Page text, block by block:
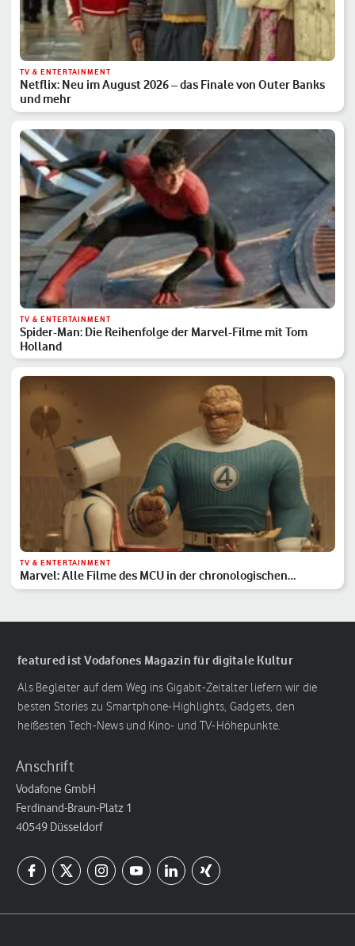
TV & ENTERTAINMENT
Netflix: Neu im August 2026 – das Finale von Outer Banks
und mehr
TV & ENTERTAINMENT
Spider-Man: Die Reihenfolge der Marvel-Filme mit Tom
Holland
TV & ENTERTAINMENT
Marvel: Alle Filme des MCU in der chronologischen
Reihenfolge
featured ist Vodafones Magazin für digitale Kultur
Als Begleiter auf dem Weg ins Gigabit-Zeitalter liefern wir die
besten Stories zu Smartphone-Highlights, Gadgets, den
heißesten Tech-News und Kino- und TV-Höhepunkte.
Anschrift
Vodafone GmbH
Ferdinand-Braun-Platz 1
40549 Düsseldorf